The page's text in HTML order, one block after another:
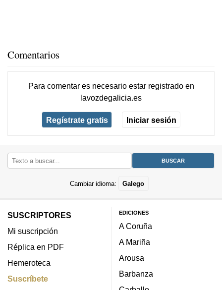
Comentarios
Para comentar es necesario estar registradoen
lavozdegalicia.es
Regístrate gratis Iniciar sesión
Cambiar idioma: Galego
SUSCRIPTORES
Mi suscripción
Réplica en PDF
Hemeroteca
Suscríbete
EDICIONES
A Coruña
A Mariña
Arousa
Barbanza